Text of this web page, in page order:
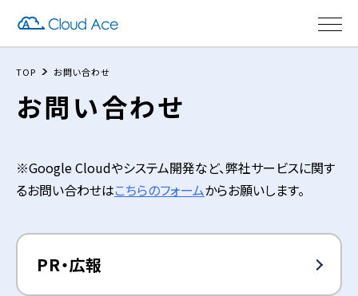
TOP お問い合わせ
お問い合わせ
※Google Cloudやシステム開発など、弊社サービスに関す
るお問い合わせはこちらのフォームからお願いします。
PR・広報